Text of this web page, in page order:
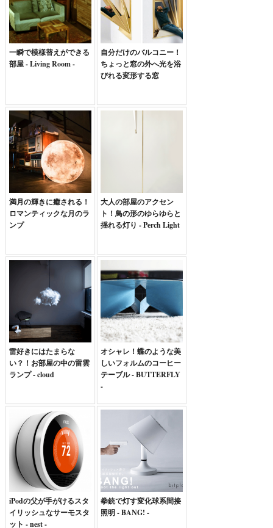
一瞬で模様替えができる
部屋 - Living Room -
自分だけのバルコニー！
ちょっと窓の外へ光を浴
びれる変形する窓
満月の輝きに癒される！
ロマンティックな月のラ
ンプ
大人の部屋のアクセン
ト！鳥の形のゆらゆらと
揺れる灯り - Perch Light
雷好きにはたまらな
い？！お部屋の中の雷雲
ランプ - cloud
オシャレ！蝶のような美
しいフォルムのコーヒー
テーブル - BUTTERFLY
-
iPodの父が手がけるスタ
イリッシュなサーモスタ
ット - nest -
拳銃で灯す変化球系間接
照明 - BANG! -